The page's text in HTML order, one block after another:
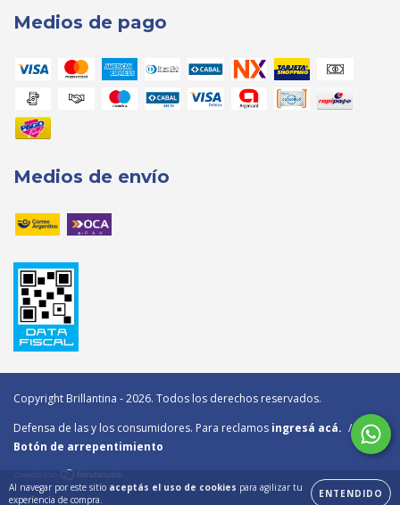
Al navegar por este sitio aceptás el uso de cookies para agilizar tu
experiencia de compra.
ENTENDIDO
Medios de pago
Medios de envío
Copyright Brillantina - 2026. Todos los derechos reservados.
Defensa de las y los consumidores. Para reclamos ingresá acá. /
Botón de arrepentimiento